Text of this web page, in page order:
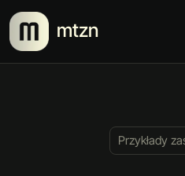
mtzn
Przykłady